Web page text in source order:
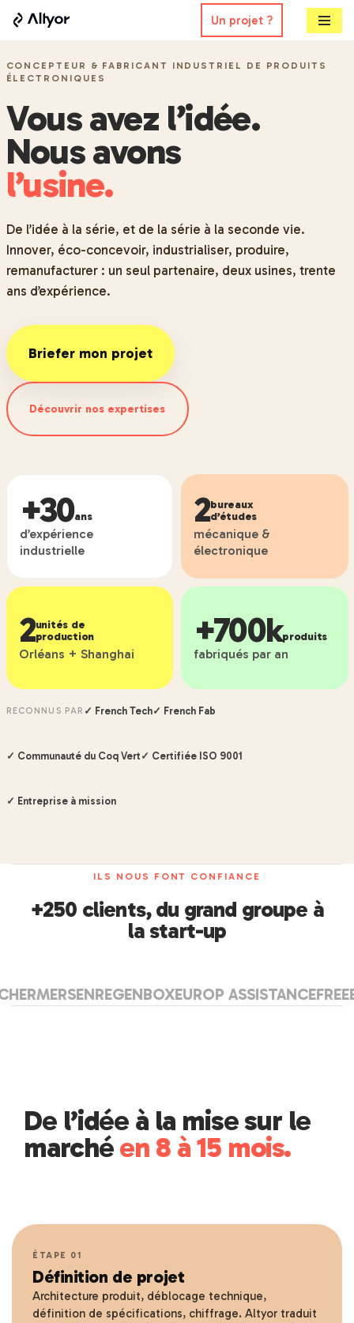
Aller
au
contenu
Un projet ?
CONCEPTEUR & FABRICANT INDUSTRIEL DE PRODUITS
ÉLECTRONIQUES
Vous avez l’idée.
Nous avons
l’usine.
De l’idée à la série, et de la série à la seconde vie.
Innover, éco-concevoir, industrialiser, produire,
remanufacturer : un seul partenaire, deux usines, trente
ans d’expérience.
Briefer mon projet
Découvrir nos expertises
+30ans
d’expérience
industrielle
2bureaux
d’études
mécanique &
électronique
2unités de
production
Orléans + Shanghai
+700kproduits
fabriqués par an
RECONNUS PAR ✓ French Tech✓ French Fab
✓ Communauté du Coq Vert ✓ Certifiée ISO 9001
✓ Entreprise à mission
ILS NOUS FONT CONFIANCE
+250 clients, du grand groupe à
la start-up
REGENBOXEUROP ASSISTANCEFREEBOX
De l’idée à la mise sur le
marchéen 8 à 15 mois.
ÉTAPE 01
Définition de projet
Architecture produit, déblocage technique,
définition de spécifications, chiffrage. Altyor traduit